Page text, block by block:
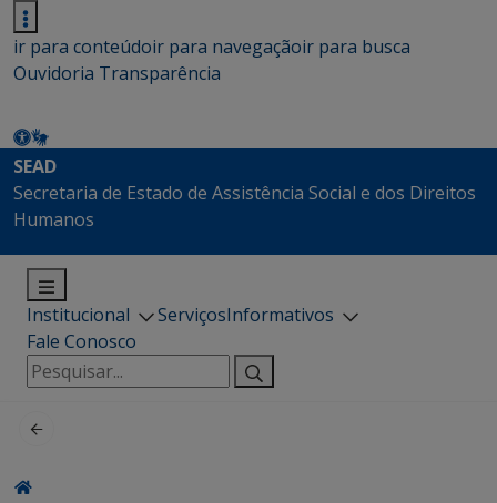
ir para conteúdoir para navegaçãoir para busca
Ouvidoria Transparência
SEAD
Secretaria de Estado de Assistência Social e dos Direitos
Humanos
Institucional ServiçosInformativos
Fale Conosco
Pesquisar
por: